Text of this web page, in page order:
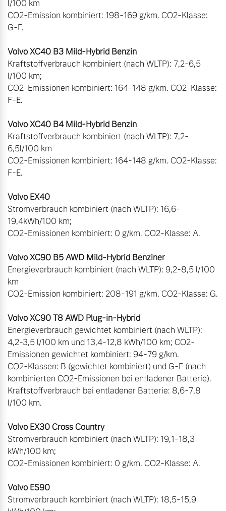
l/100 km
CO2-Emission kombiniert: 198-169 g/km. CO2-Klasse:
G-F.
Kraftstoffverbrauch kombiniert (nach WLTP): 7,2-6,5
l/100 km;
CO2-Emissionen kombiniert: 164-148 g/km. CO2-Klasse:
F-E.
Kraftstoffverbrauch kombiniert (nach WLTP): 7,2-
6,5l/100 km
CO2-Emissionen kombiniert: 164-148 g/km. CO2-Klasse:
F-E.
Stromverbrauch kombiniert (nach WLTP): 16,6-
19,4kWh/100 km;
CO2-Emissionen kombiniert: 0 g/km. CO2-Klasse: A.
Energieverbrauch kombiniert (nach WLTP): 9,2-8,5 l/100
km
CO2-Emission kombiniert: 208-191 g/km. CO2-Klasse: G.
Energieverbrauch gewichtet kombiniert (nach WLTP):
4,2-3,5 l/100 km und 13,4-12,8 kWh/100 km; CO2-
Emissionen gewichtet kombiniert: 94-79 g/km.
CO2-Klassen: B (gewichtet kombiniert) und G-F (nach
kombinierten CO2-Emissionen bei entladener Batterie).
Kraftstoffverbrauch bei entladener Batterie: 8,6-7,8
l/100 km.
Stromverbrauch kombiniert (nach WLTP): 19,1-18,3
kWh/100 km;
CO2-Emissionen kombiniert: 0 g/km. CO2-Klasse: A.
Stromverbrauch kombiniert (nach WLTP): 18,5-15,9